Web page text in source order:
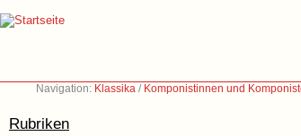
Navigation: Klassika / Komponistinnen und
Rubriken